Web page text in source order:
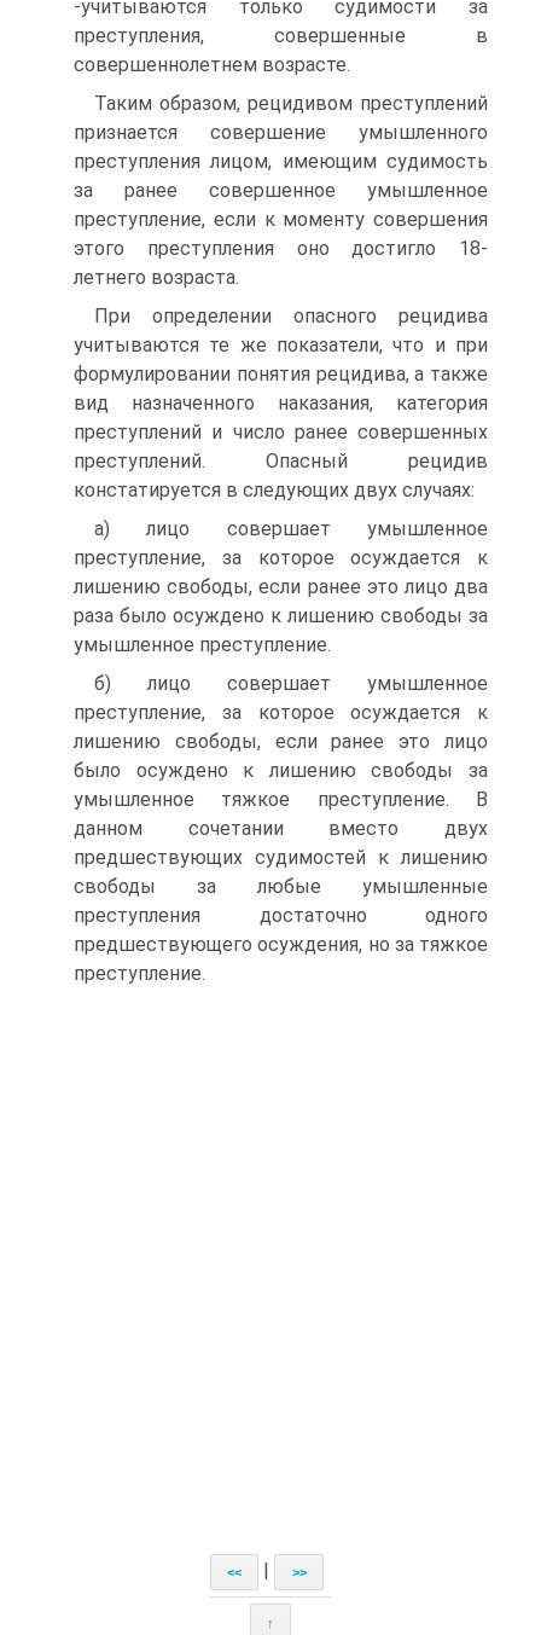
-учитываются только судимости за
преступления, совершенные в
совершеннолетнем возрасте.
Таким образом, рецидивом преступлений
признается совершение умышленного
преступления лицом, имеющим судимость
за ранее совершенное умышленное
преступление, если к моменту совершения
этого преступления оно достигло 18-
летнего возраста.
При определении опасного рецидива
учитываются те же показатели, что и при
формулировании понятия рецидива, а также
вид назначенного наказания, категория
преступлений и число ранее совершенных
преступлений. Опасный рецидив
констатируется в следующих двух случаях:
а) лицо совершает умышленное
преступление, за которое осуждается к
лишению свободы, если ранее это лицо два
раза было осуждено к лишению свободы за
умышленное преступление.
б) лицо совершает умышленное
преступление, за которое осуждается к
лишению свободы, если ранее это лицо
было осуждено к лишению свободы за
умышленное тяжкое преступление. В
данном сочетании вместо двух
предшествующих судимостей к лишению
свободы за любые умышленные
преступления достаточно одного
предшествующего осуждения, но за тяжкое
преступление.
<< >>
↑